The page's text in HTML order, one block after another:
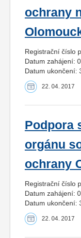
ochrany
Registrační číslo
Datum zahájení:
Datum ukončení:
22. 04. 2017
Podpora
orgánu
ochrany
Registrační číslo
Datum zahájení:
Datum ukončení:
22. 04. 2017